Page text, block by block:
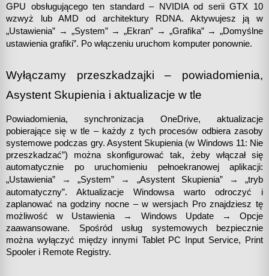
GPU obsługującego ten standard – NVIDIA od serii GTX 10
„Ustawienia” → „System” → „Ekran” → „Grafika” → „Domyślne
ustawienia grafiki”. Po włączeniu uruchom komputer ponownie.
Wyłączamy przeszkadzajki – powiadomienia,
Asystent Skupienia i aktualizacje w tle
Powiadomienia, synchronizacja OneDrive, aktualizacje
pobierające się w tle – każdy z tych procesów odbiera zasoby
systemowe podczas gry. Asystent Skupienia (w Windows 11: Nie
przeszkadzać”) można skonfigurować tak, żeby włączał się
„Ustawienia” → „System” → „Asystent Skupienia” → „tryb
automatyczny”. Aktualizacje Windowsa warto odroczyć i
zaplanować na godziny nocne – w wersjach Pro znajdziesz tę
możliwość w Ustawienia → Windows Update → Opcje
zaawansowane. Spośród usług systemowych bezpiecznie
można wyłączyć między innymi Tablet PC Input Service, Print
Spooler i Remote Registry.